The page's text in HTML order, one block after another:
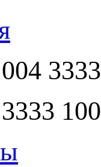
3333
100